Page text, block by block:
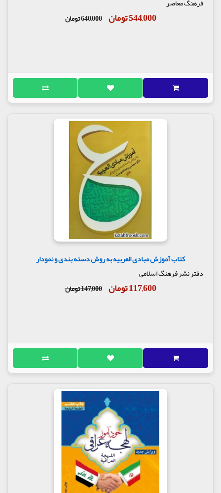
544,000 تومان 640,000 تومان
کتاب آموزش مبادی العربیه به روش دسته بندی و نمودار
دفتر نشر فرهنگ اسلامی
117,600 تومان 147,000 تومان